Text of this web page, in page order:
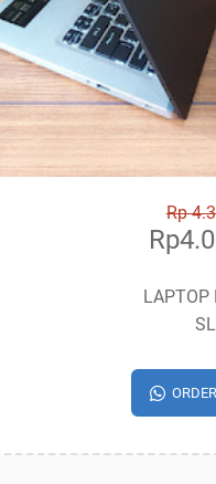
Rp
LAPTOP